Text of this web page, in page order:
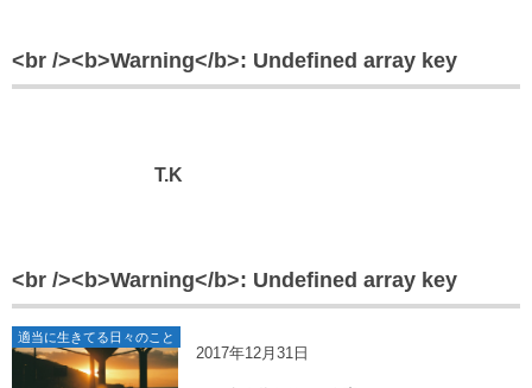
<br /><b>Warning</b>: Undefined array key
T.K
<br /><b>Warning</b>: Undefined array key
適当に生きてる日々のこと
2017年12月31日